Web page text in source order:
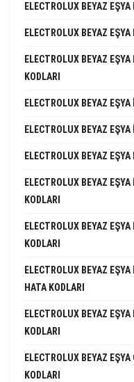
ELECTROLUX BEYAZ
ELECTROLUX BEYAZ EŞYA
ELECTROLUX BEYAZ
KODLARI
ELECTROLUX BEYAZ
ELECTROLUX BEYAZ
ELECTROLUX BEYAZ
ELECTROLUX BEYAZ
KODLARI
ELECTROLUX BEYAZ
KODLARI
ELECTROLUX BEYAZ
HATA KODLARI
ELECTROLUX BEYAZ
KODLARI
ELECTROLUX BEYAZ
KODLARI